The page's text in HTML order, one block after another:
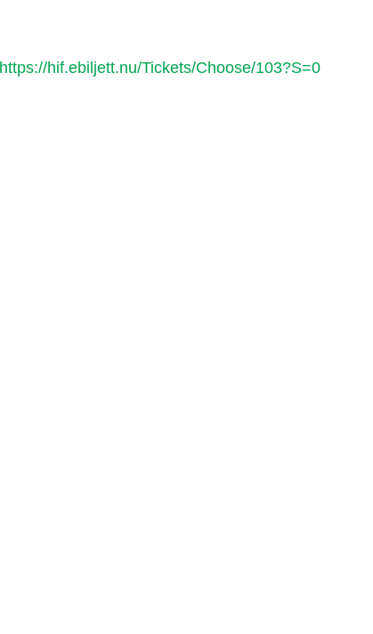
https://hif.ebiljett.nu/Tickets/Choose/103?S=0